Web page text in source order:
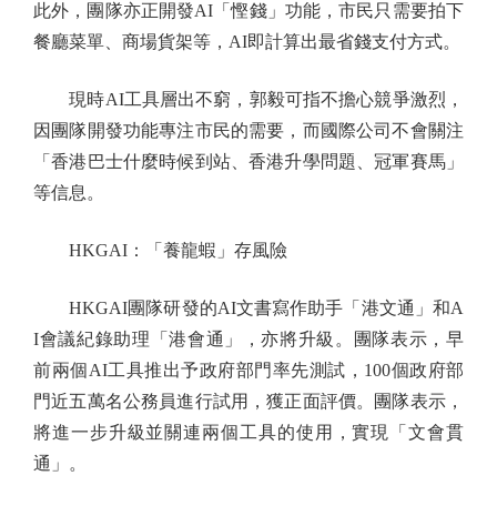
此外，團隊亦正開發AI「慳錢」功能，市民只需要拍下
餐廳菜單、商場貨架等，AI即計算出最省錢支付方式。
現時AI工具層出不窮，郭毅可指不擔心競爭激烈，
因團隊開發功能專注市民的需要，而國際公司不會關注
「香港巴士什麼時候到站、香港升學問題、冠軍賽馬」
等信息。
HKGAI：「養龍蝦」存風險
HKGAI團隊研發的AI文書寫作助手「港文通」和A
I會議紀錄助理「港會通」，亦將升級。團隊表示，早
前兩個AI工具推出予政府部門率先測試，100個政府部
門近五萬名公務員進行試用，獲正面評價。團隊表示，
將進一步升級並關連兩個工具的使用，實現「文會貫
通」。